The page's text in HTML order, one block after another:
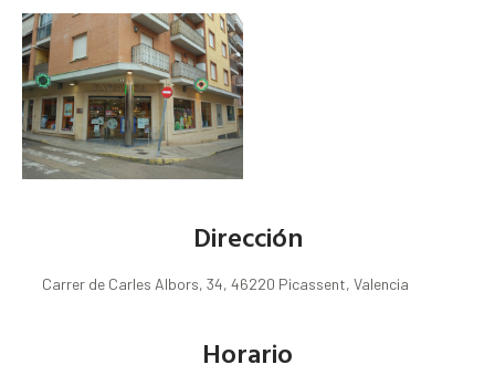
Dirección
Carrer de Carles Albors, 34, 46220 Picassent, Valencia
Horario